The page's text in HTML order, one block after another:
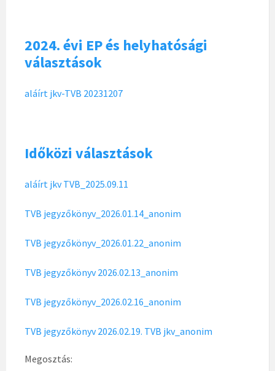
2024. évi EP és helyhatósági
választások
aláírt jkv-TVB 20231207
Időközi választások
aláírt jkv TVB_2025.09.11
TVB jegyzőkönyv_2026.01.14_anonim
TVB jegyzőkönyv_2026.01.22_anonim
TVB jegyzőkönyv 2026.02.13_anonim
TVB jegyzőkönyv_2026.02.16_anonim
TVB jegyzőkönyv 2026.02.19. TVB jkv_anonim
Megosztás: